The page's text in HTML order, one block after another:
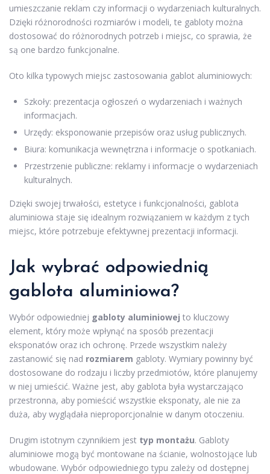
umieszczanie reklam czy informacji o wydarzeniach kulturalnych.
Dzięki różnorodności rozmiarów i modeli, te gabloty można
dostosować do różnorodnych potrzeb i miejsc, co sprawia, że
są one bardzo funkcjonalne.
Oto kilka typowych miejsc zastosowania gablot aluminiowych:
Szkoły: prezentacja ogłoszeń o wydarzeniach i ważnych
informacjach.
Urzędy: eksponowanie przepisów oraz usług publicznych.
Biura: komunikacja wewnętrzna i informacje o spotkaniach.
Przestrzenie publiczne: reklamy i informacje o wydarzeniach
kulturalnych.
Dzięki swojej trwałości, estetyce i funkcjonalności, gablota
aluminiowa staje się idealnym rozwiązaniem w każdym z tych
miejsc, które potrzebuje efektywnej prezentacji informacji.
Jak wybrać odpowiednią
gablota aluminiowa?
Wybór odpowiedniej gabloty aluminiowej to kluczowy
element, który może wpłynąć na sposób prezentacji
eksponatów oraz ich ochronę. Przede wszystkim należy
zastanowić się nad rozmiarem gabloty. Wymiary powinny być
dostosowane do rodzaju i liczby przedmiotów, które planujemy
w niej umieścić. Ważne jest, aby gablota była wystarczająco
przestronna, aby pomieścić wszystkie eksponaty, ale nie za
duża, aby wyglądała nieproporcjonalnie w danym otoczeniu.
Drugim istotnym czynnikiem jest typ montażu. Gabloty
aluminiowe mogą być montowane na ścianie, wolnostojące lub
wbudowane. Wybór odpowiedniego typu zależy od dostępnej